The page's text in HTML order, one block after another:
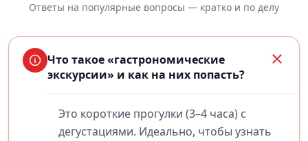
Ответы на популярные вопросы — кратко и по делу
Что такое «гастрономические
экскурсии» и как на них попасть?
Это короткие прогулки (3–4 часа) с
дегустациями. Идеально, чтобы узнать